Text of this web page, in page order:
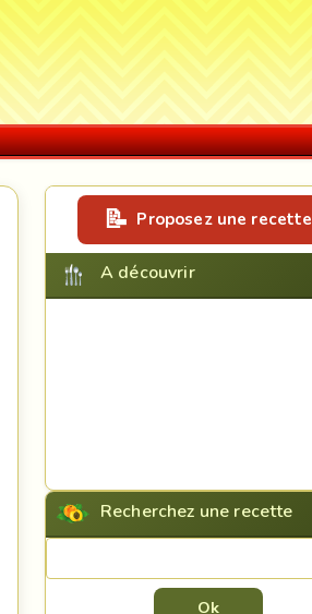
Proposez une recette
A découvrir
Recherchez une recette